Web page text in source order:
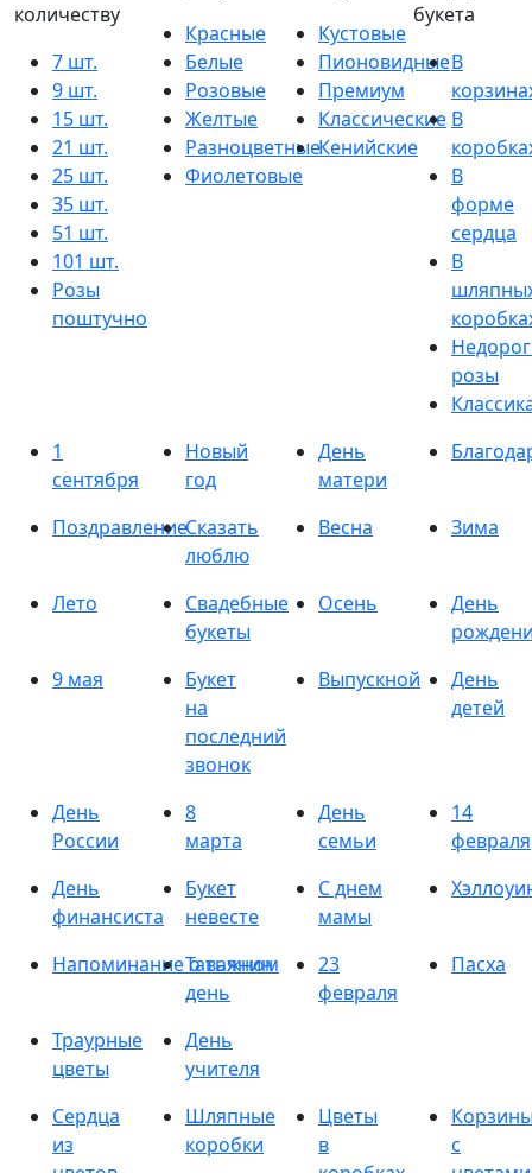
количеству
7 шт.
9 шт.
15 шт.
21 шт.
25 шт.
35 шт.
51 шт.
101 шт.
Розы
поштучно
Красные
Белые
Розовые
Желтые
Разноцветные
Фиолетовые
Кустовые
Пионовидные
Премиум
Классические
Кенийские
букета
В
В
В
форме
сердца
В
розы
1
сентября
Новый
год
День
матери
ПоздравлениеСказать
люблю
Весна Зима
Лето
Свадебные
букеты
Осень
День
9 мая
Букет
на
последний
звонок
Выпускной
День
детей
День
России
8
марта
День
семьи
14
февраля
День
финансиста
Букет
невесте
С днем
мамы
Напоминание о важном
Татьянин
день
23
февраля
Пасха
Траурные
цветы
День
учителя
Сердца
из
Шляпные
коробки
Цветы
в
с